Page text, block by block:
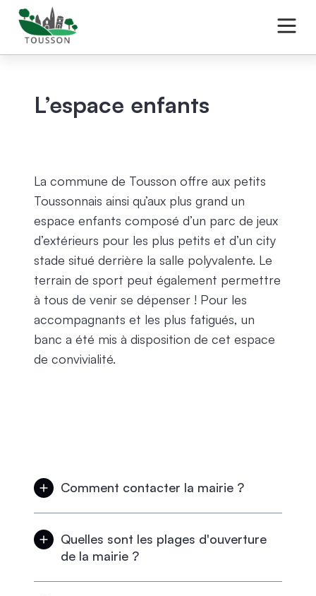
L’espace enfants
La commune de Tousson offre aux petits
Toussonnais ainsi qu’aux plus grand un
espace enfants composé d’un parc de jeux
d’extérieurs pour les plus petits et d’un city
stade situé derrière la salle polyvalente. Le
terrain de sport peut également permettre
à tous de venir se dépenser ! Pour les
accompagnants et les plus fatigués, un
banc a été mis à disposition de cet espace
de convivialité.
Comment contacter la mairie ?
Par téléphone au 01 64 24 76 10
Quelles sont les plages d'ouverture
de la mairie ?
Le lundi et le jeudi de 9h00 à 12h00 et de